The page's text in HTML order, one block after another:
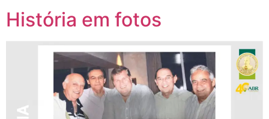
História em fotos